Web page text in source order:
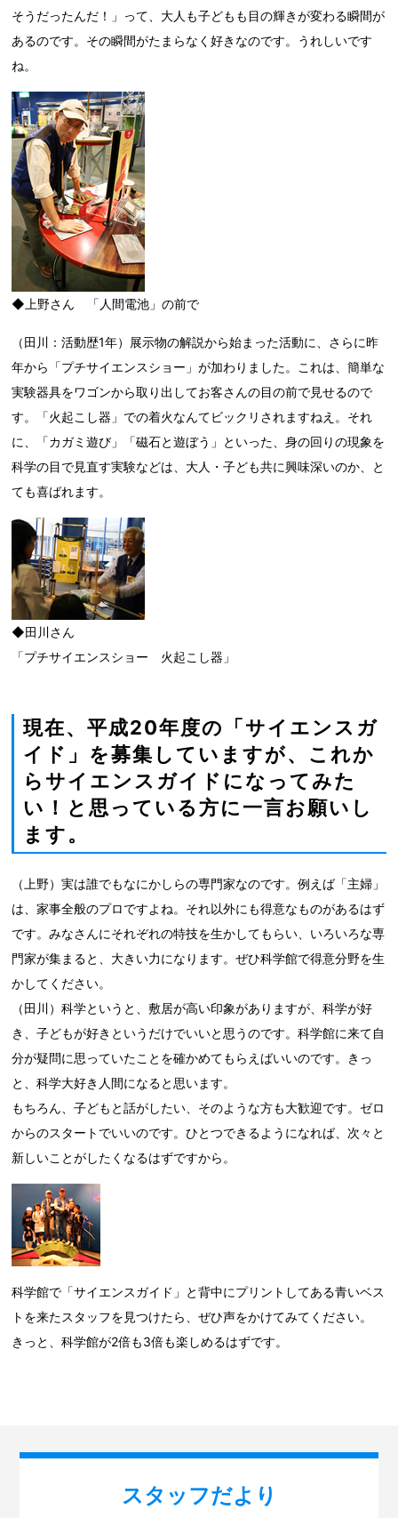
そうだったんだ！」って、大人も子どもも目の輝きが変わる瞬間が
あるのです。その瞬間がたまらなく好きなのです。うれしいです
ね。
◆上野さん 「人間電池」の前で
（田川：活動歴1年）展示物の解説から始まった活動に、さらに昨
年から「プチサイエンスショー」が加わりました。これは、簡単な
実験器具をワゴンから取り出してお客さんの目の前で見せるので
す。「火起こし器」での着火なんてビックリされますねえ。それ
に、「カガミ遊び」「磁石と遊ぼう」といった、身の回りの現象を
科学の目で見直す実験などは、大人・子ども共に興味深いのか、と
ても喜ばれます。
◆田川さん
「プチサイエンスショー 火起こし器」
現在、平成20年度の「サイエンスガ
イド」を募集していますが、これか
らサイエンスガイドになってみた
い！と思っている方に一言お願いし
ます。
（上野）実は誰でもなにかしらの専門家なのです。例えば「主婦」
は、家事全般のプロですよね。それ以外にも得意なものがあるはず
です。みなさんにそれぞれの特技を生かしてもらい、いろいろな専
門家が集まると、大きい力になります。ぜひ科学館で得意分野を生
かしてください。
（田川）科学というと、敷居が高い印象がありますが、科学が好
き、子どもが好きというだけでいいと思うのです。科学館に来て自
分が疑問に思っていたことを確かめてもらえばいいのです。きっ
と、科学大好き人間になると思います。
もちろん、子どもと話がしたい、そのような方も大歓迎です。ゼロ
からのスタートでいいのです。ひとつできるようになれば、次々と
新しいことがしたくなるはずですから。
科学館で「サイエンスガイド」と背中にプリントしてある青いベス
トを来たスタッフを見つけたら、ぜひ声をかけてみてください。
きっと、科学館が2倍も3倍も楽しめるはずです。
スタッフだより